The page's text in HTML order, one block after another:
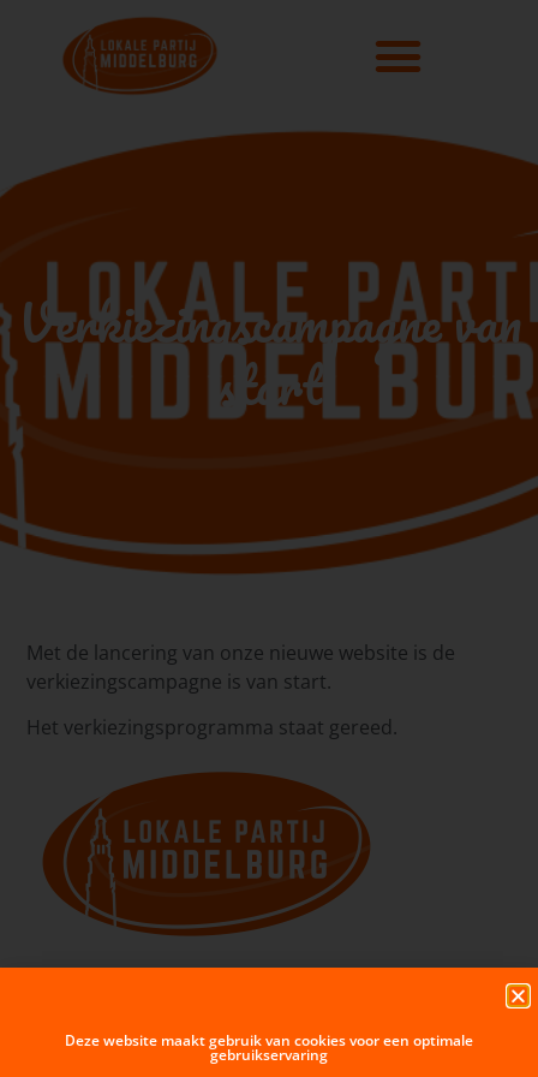
Verkiezingscampagne van
start
Met de lancering van onze nieuwe website is de
verkiezingscampagne is van start.
Het verkiezingsprogramma staat gereed.
VOLGENDE BERICHT
Deze website maakt gebruik van cookies voor een optimale
gebruikservaring